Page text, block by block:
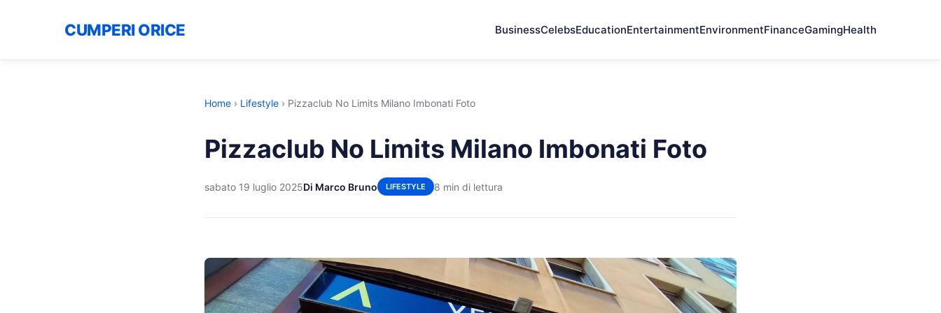
CUMPERI ORICE BusinessCelebsEducationEntertainmentEnvironmentFinanceGamingHealth
Home › Lifestyle › Pizzaclub No Limits Milano Imbonati Foto
Pizzaclub No Limits Milano Imbonati Foto
sabato 19 luglio 2025Di Marco Bruno LIFESTYLE 8 min di lettura